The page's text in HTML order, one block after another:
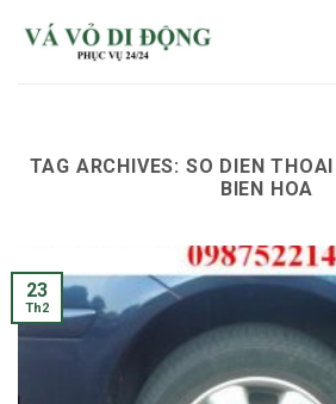
TAG ARCHIVES: SO DIEN
BIEN HOA
23
Th2